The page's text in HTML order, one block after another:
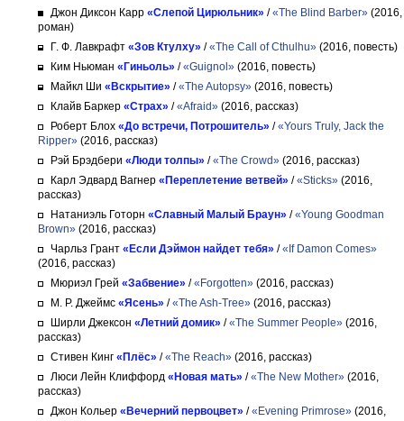
Джон Диксон Карр «Слепой Цирюльник» /«The Blind Barber» (2016,
роман)
Г. Ф. Лавкрафт «Зов Ктулху» /«The Call of Cthulhu» (2016, повесть)
Ким Ньюман «Гиньоль» /«Guignol» (2016, повесть)
Майкл Ши «Вскрытие» /«The Autopsy» (2016, повесть)
Клайв Баркер «Страх» /«Afraid» (2016, рассказ)
Роберт Блох «До встречи, Потрошитель» /«Yours Truly, Jack the
Ripper» (2016, рассказ)
Рэй Брэдбери «Люди толпы» /«The Crowd» (2016, рассказ)
Карл Эдвард Вагнер «Переплетение ветвей» /«Sticks» (2016,
рассказ)
Натаниэль Готорн «Славный Малый Браун» /«Young Goodman
Brown» (2016, рассказ)
Чарльз Грант «Если Дэймон найдет тебя» /«If Damon Comes»
(2016, рассказ)
Мюриэл Грей «Забвение» /«Forgotten» (2016, рассказ)
М. Р. Джеймс «Ясень» /«The Ash-Tree» (2016, рассказ)
Ширли Джексон «Летний домик» /«The Summer People» (2016,
рассказ)
Стивен Кинг «Плёс» /«The Reach» (2016, рассказ)
Люси Лейн Клиффорд «Новая мать» /«The New Mother» (2016,
рассказ)
Джон Кольер «Вечерний первоцвет» /«Evening Primrose» (2016,